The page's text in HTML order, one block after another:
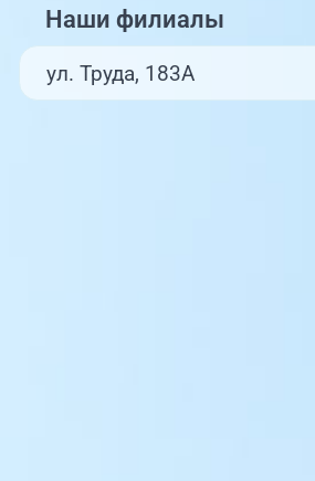
Наши филиалы
ул. Труда, 183А